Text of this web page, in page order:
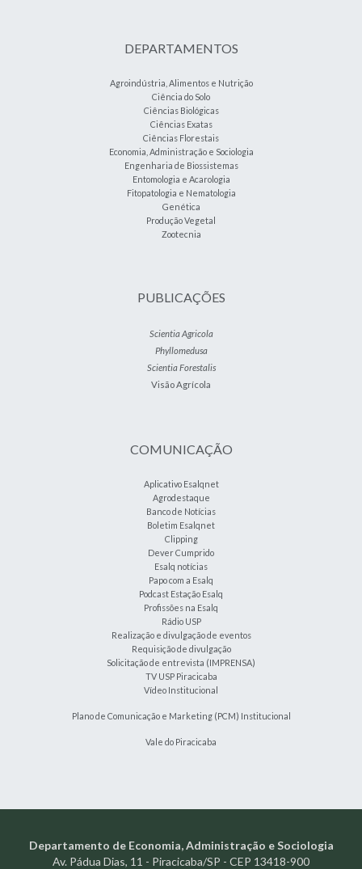
DEPARTAMENTOS
Agroindústria, Alimentos e Nutrição
Ciência do Solo
Ciências Biológicas
Ciências Exatas
Ciências Florestais
Economia, Administração e Sociologia
Engenharia de Biossistemas
Entomologia e Acarologia
Fitopatologia e Nematologia
Genética
Produção Vegetal
Zootecnia
PUBLICAÇÕES
Scientia Agricola
Phyllomedusa
Scientia Forestalis
Visão Agrícola
COMUNICAÇÃO
Aplicativo Esalqnet
Agrodestaque
Banco de Notícias
Boletim Esalqnet
Clipping
Dever Cumprido
Esalq notícias
Papo com a Esalq
Podcast Estação Esalq
Profissões na Esalq
Rádio USP
Realização e divulgação de eventos
Requisição de divulgação
Solicitação de entrevista (IMPRENSA)
TV USP Piracicaba
Vídeo Institucional
Plano de Comunicação e Marketing (PCM) Institucional
Vale do Piracicaba
Departamento de Economia, Administração e Sociologia
Av. Pádua Dias, 11 - Piracicaba/SP - CEP 13418-900